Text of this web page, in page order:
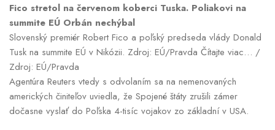
Fico stretol na červenom koberci Tuska. Poliakovi na
summite EÚ Orbán nechýbal
Slovenský premiér Robert Fico a poľský predseda vlády Donald
Tusk na summite EÚ v Nikózii. Zdroj: EÚ/Pravda Čítajte viac… /
Zdroj: EÚ/Pravda
Agentúra Reuters vtedy s odvolaním sa na nemenovaných
amerických činiteľov uviedla, že Spojené štáty zrušili zámer
dočasne vyslať do Poľska 4-tisíc vojakov zo základní v USA.